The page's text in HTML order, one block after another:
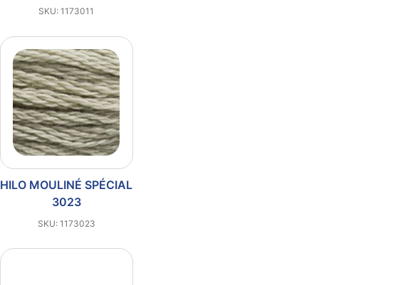
SKU: 1173011
HILO MOULINÉ SPÉCIAL
3023
SKU: 1173023